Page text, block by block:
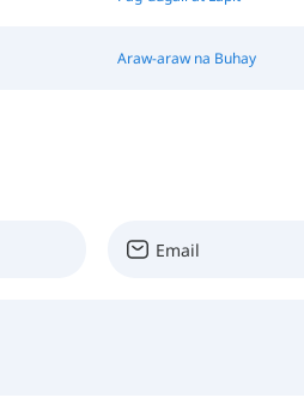
Araw-araw na Buhay